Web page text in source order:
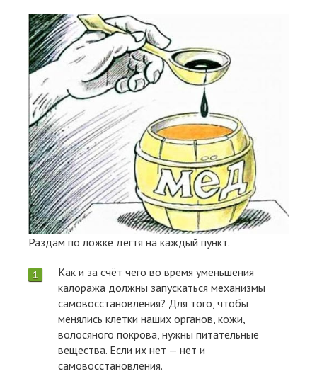
Раздам по ложке дёгтя на каждый пункт.
Как и за счёт чего во время уменьшения
калоража должны запускаться механизмы
самовосстановления? Для того, чтобы
менялись клетки наших органов, кожи,
волосяного покрова, нужны питательные
вещества. Если их нет — нет и
самовосстановления.